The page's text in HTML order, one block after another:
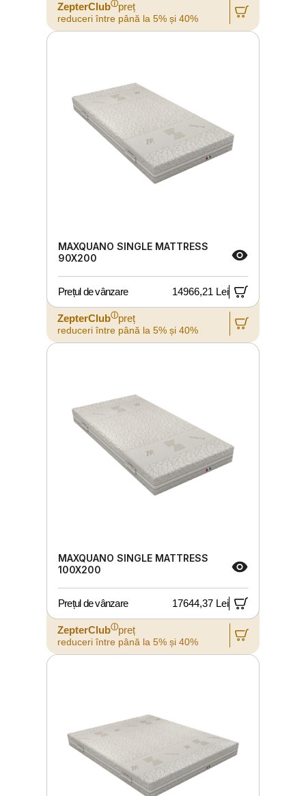
ZepterClubⓘpreț
reduceri între până la 5% și 40%
MAXQUANO SINGLE MATTRESS
90X200
Prețul de vânzare 14966,21 Lei
ZepterClubⓘpreț
reduceri între până la 5% și 40%
MAXQUANO SINGLE MATTRESS
100X200
Prețul de vânzare 17644,37 Lei
ZepterClubⓘpreț
reduceri între până la 5% și 40%